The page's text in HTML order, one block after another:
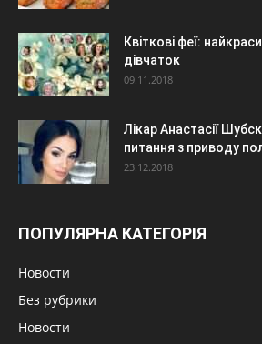
Квіткові феї:
дівчаток
09.11.2018
Лікар Анастасії
питання з приводу
23.12.2018
ПОПУЛЯРНА КАТЕГОРІЯ
Новости
Без рубрики
Новости